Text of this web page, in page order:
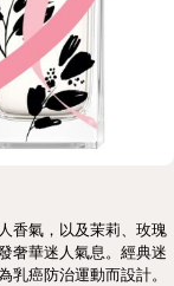
香氣，以及茉莉、玫瑰
奢華迷人氣息。經典迷
癌防治運動而設計。